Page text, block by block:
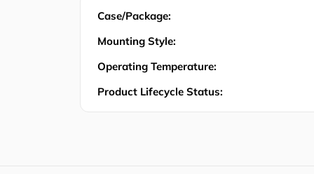
Case/Package:
Mounting Style:
Operating Temperature:
Product Lifecycle Status: